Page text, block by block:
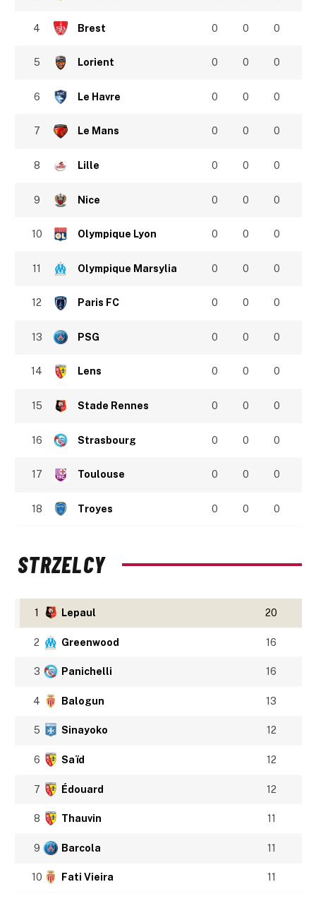
4 Brest 0 0 0
5 Lorient 0 0 0
6 Le Havre 0 0 0
7 Le Mans 0 0 0
8 Lille 0 0 0
9 Nice 0 0 0
10 Olympique Lyon 0 0 0
11 Olympique Marsylia 0 0 0
12 Paris FC 0 0 0
13 PSG 0 0 0
14 Lens 0 0 0
15 Stade Rennes 0 0 0
16 Strasbourg 0 0 0
17 Toulouse 0 0 0
18 Troyes 0 0 0
STRZELCY
1 Lepaul 20
2 Greenwood 16
3 Panichelli 16
4 Balogun 13
5 Sinayoko 12
6 Saïd 12
7 Édouard 12
8 Thauvin 11
9 Barcola 11
10 Fati Vieira 11